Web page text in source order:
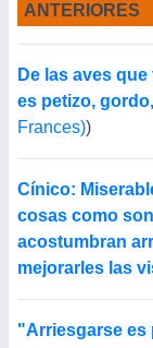
ANTERIORES
De las aves
es petizo,
Frances))
Cínico:
cosas como
acostumbran
mejorarles las
"Arriesgarse es